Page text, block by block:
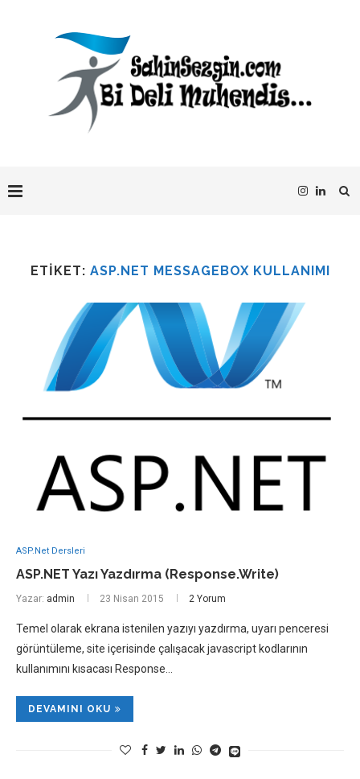
ETIKET: ASP.NET MESSAGEBOX KULLANIMI
ASP.Net Dersleri
ASP.NET Yazı Yazdırma (Response.Write)
Yazar: admin 23 Nisan 2015 2 Yorum
Temel olarak ekrana istenilen yazıyı yazdırma, uyarı penceresi
görüntüleme, site içerisinde çalışacak javascript kodlarının
kullanımını kısacası Response…
DEVAMINI OKU